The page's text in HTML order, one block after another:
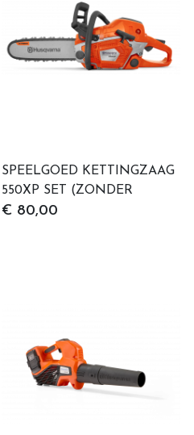
SPEELGOED KETTINGZAAG
550XP SET (ZONDER
BATTERIJEN)
€ 80,00